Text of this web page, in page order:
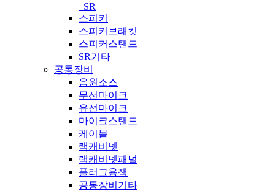
_SR
스피커
스피커브래킷
스피커스탠드
SR기타
공통장비
음원소스
무선마이크
유선마이크
마이크스탠드
케이블
랙캐비넷
랙캐비넷패널
플러그용잭
공통장비기타